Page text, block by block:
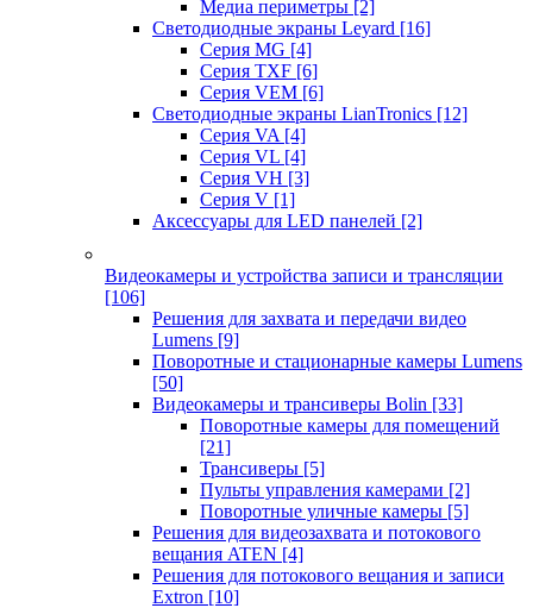
Медиа периметры [2]
Светодиодные экраны Leyard [16]
Серия MG [4]
Серия TXF [6]
Серия VEM [6]
Светодиодные экраны LianTronics [12]
Серия VA [4]
Серия VL [4]
Серия VH [3]
Серия V [1]
Аксессуары для LED панелей [2]
Видеокамеры и устройства записи и трансляции
[106]
Решения для захвата и передачи видео
Lumens [9]
Поворотные и стационарные камеры Lumens
[50]
Видеокамеры и трансиверы Bolin [33]
Поворотные камеры для помещений
[21]
Трансиверы [5]
Пульты управления камерами [2]
Поворотные уличные камеры [5]
Решения для видеозахвата и потокового
вещания ATEN [4]
Решения для потокового вещания и записи
Extron [10]